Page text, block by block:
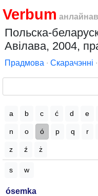
Verbum
Польска-
Авілава, 2004,
Прадмова ∙ Скарачэнні ∙
a b c ć d e
n o ó p q r
z ź ż
s w
ósemka